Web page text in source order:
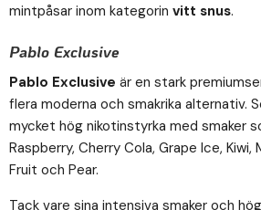
mintpåsar inom kategorin vitt snus.
Pablo Exclusive
Pablo Exclusive är en stark
flera moderna och smakrika alternativ.
mycket hög nikotinstyrka med smaker
Raspberry, Cherry Cola, Grape Ice, Kiwi,
Fruit och Pear.
Tack vare sina intensiva smaker och